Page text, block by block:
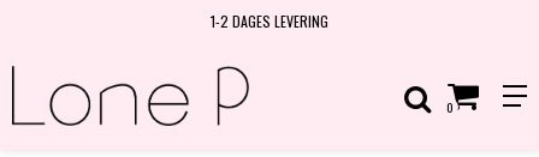
1-2 DAGES LEVERING
0